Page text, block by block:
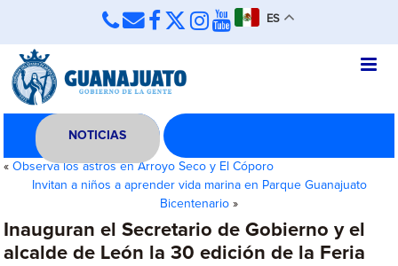
ES
NOTICIAS
«Observa los astros en Arroyo Seco y El Cóporo
Invitan a niños a aprender vida marina en Parque Guanajuato
Bicentenario »
Inauguran el Secretario de Gobierno y el
alcalde de León la 30 edición de la Feria